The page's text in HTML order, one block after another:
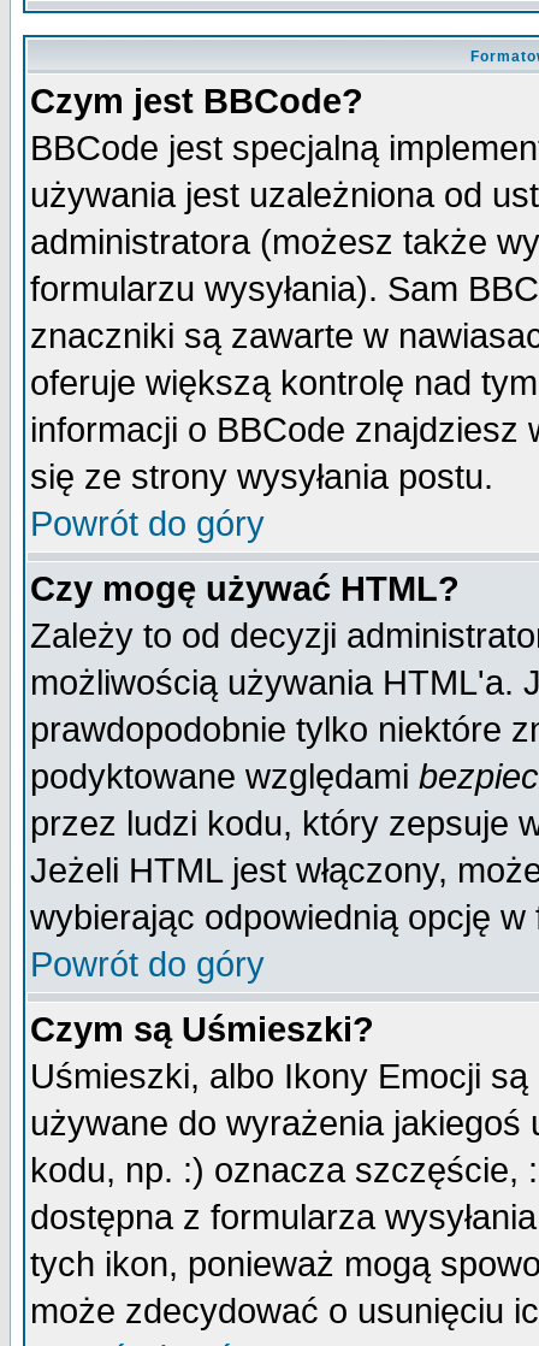
Czym jest BBCode?
BBCode jest specjalną
używania jest uzależniona od
administratora (możesz także
formularzu wysyłania). Sam
znaczniki są zawarte w
oferuje większą kontrolę nad
informacji o BBCode
się ze strony wysyłania postu.
Powrót do góry
Czy mogę używać HTML?
Zależy to od decyzji
możliwością używania HTML'a.
prawdopodobnie tylko niektóre
podyktowane względami
przez ludzi kodu, który zepsuje
Jeżeli HTML jest włączony,
wybierając odpowiednią opcję w
Powrót do góry
Czym są Uśmieszki?
Uśmieszki, albo Ikony Emocji
używane do wyrażenia
kodu, np. :) oznacza szczęście,
dostępna z formularza
tych ikon, ponieważ mogą
może zdecydować o usunięciu